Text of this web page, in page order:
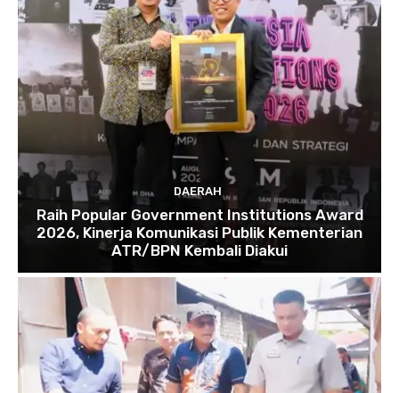
DAERAH
Raih Popular Government Institutions Award
2026, Kinerja Komunikasi Publik Kementerian
ATR/BPN Kembali Diakui